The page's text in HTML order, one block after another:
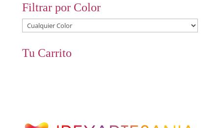
Filtrar por Color
Tu Carrito